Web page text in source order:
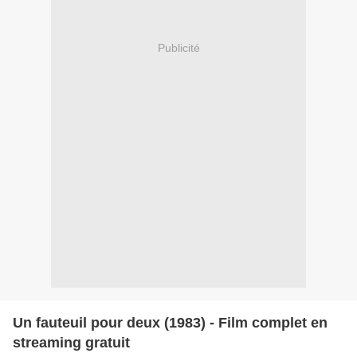
Publicité
Un fauteuil pour deux (1983) - Film complet en
streaming gratuit